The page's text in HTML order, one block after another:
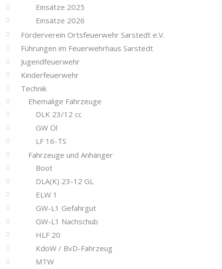
Einsätze 2025
Einsätze 2026
Förderverein Ortsfeuerwehr Sarstedt e.V.
Führungen im Feuerwehrhaus Sarstedt
Jugendfeuerwehr
Kinderfeuerwehr
Technik
Ehemalige Fahrzeuge
DLK 23/12 cc
GW Öl
LF 16-TS
Fahrzeuge und Anhänger
Boot
DLA(K) 23-12 GL
ELW 1
GW-L1 Gefahrgut
GW-L1 Nachschub
HLF 20
KdoW / BvD-Fahrzeug
MTW